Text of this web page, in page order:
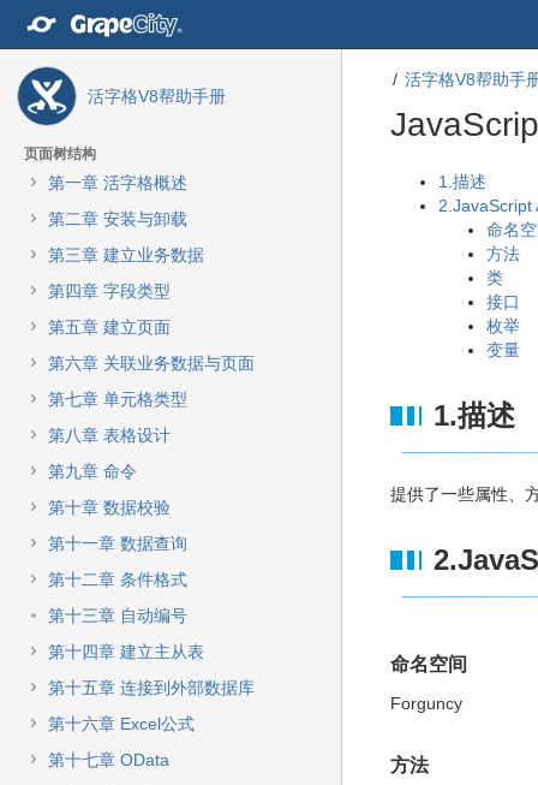
活字格V8帮助手册
页面树结构
第一章 活字格概述
第二章 安装与卸载
第三章 建立业务数据
第四章 字段类型
第五章 建立页面
第六章 关联业务数据与页面
第七章 单元格类型
第八章 表格设计
第九章 命令
第十章 数据校验
第十一章 数据查询
第十二章 条件格式
第十三章 自动编号
第十四章 建立主从表
第十五章 连接到外部数据库
第十六章 Excel公式
第十七章 OData
活字格V8帮助手
1.描述
2.JavaScript
命名
方法
类
接口
枚举
变量
1.描述
提供了一些属性、
命名空间
Forguncy
方法